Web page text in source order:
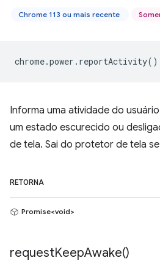
Chrome 113 ou mais recente
chrome.power . reportActivity()
Informa uma atividade do
um estado escurecido ou
de tela. Sai do protetor de tela
RETORNA
Promise<void>
requestKeepAwake()